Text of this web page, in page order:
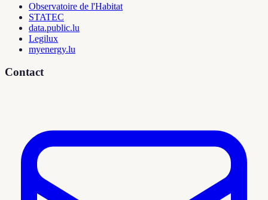
Observatoire de l'Habitat
STATEC
data.public.lu
Legilux
myenergy.lu
Contact